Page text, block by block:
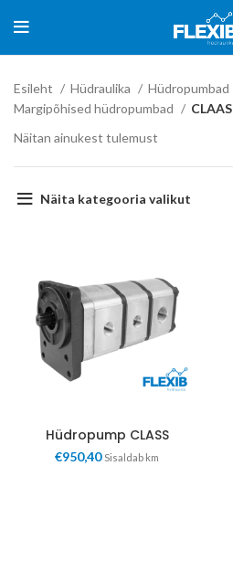
Esileht Hüdraulika
Hüdropumbad
Margipõhised hüdropumbad
CLAAS
Näitan ainukest tulemust
Näita kategooria valikut
Hüdropump CLASS
€950,40 Sisaldab km